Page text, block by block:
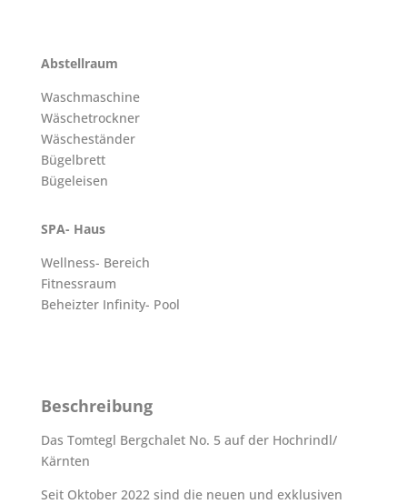
Abstellraum
Waschmaschine
Wäschetrockner
Wäscheständer
Bügelbrett
Bügeleisen
SPA- Haus
Wellness- Bereich
Fitnessraum
Beheizter Infinity- Pool
Beschreibung
Das Tomtegl Bergchalet No. 5 auf der Hochrindl/
Kärnten
Seit Oktober 2022 sind die neuen und exklusiven